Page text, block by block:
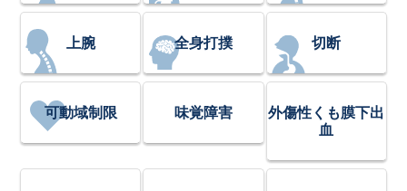
上腕 全身打撲 切断
可動域制限 味覚障害
外傷性くも膜下出
血